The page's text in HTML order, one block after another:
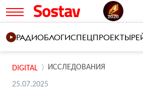
РАДИОБЛОГИСПЕЦПРОЕКТЫ
DIGITAL ИССЛЕДОВАНИЯ
25.07.2025